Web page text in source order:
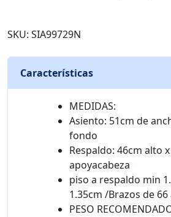
SKU: SIA99729N
Características
MEDIDAS:
Asiento: 51cm de
fondo
Respaldo: 46cm alto
apoyacabeza
piso a respaldo min
1.35cm /Brazos de
PESO